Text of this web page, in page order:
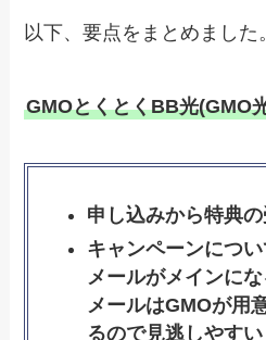
以下、要点をまとめました
GMOとくとくBB光(GMO
申し込みから特典
キャンペーンにつ
メールがメインにな
メールはGMOが用
るので見逃しやすい